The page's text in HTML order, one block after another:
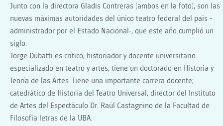
Junto con la directora Gladis Contreras (ambos en la foto), son las
nuevas máximas autoridades del único teatro federal del país -
administrador por el Estado Nacional-, que este año cumplió un
siglo.
Jorge Dubatti es crítico, historiador y docente universitario
especializado en teatro y artes; tiene un doctorado en Historia y
Teoría de las Artes. Tiene una importante carrera docente;
catedrático de Historia del Teatro Universal, director del Instituto
de Artes del Espectáculo Dr. Raúl Castagnino de la Facultad de
Filosofía letras de la UBA.